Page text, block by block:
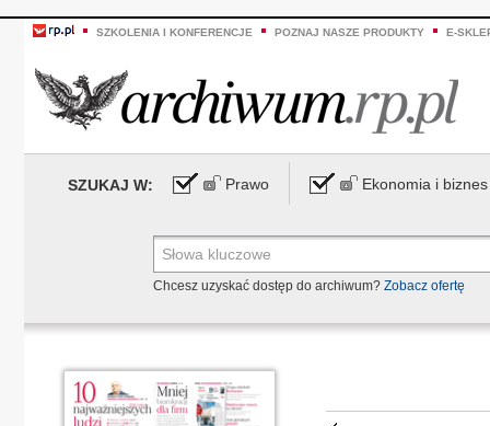
SZKOLENIA I KONFERENCJE POZNAJ NASZE PRODUKTY E-
SZUKAJ W: Prawo Ekonomia i biznes
Chcesz uzyskać dostęp do archiwum? Zobacz ofertę